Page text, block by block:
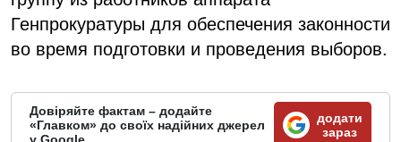
Генпрокуратуры для обеспечения законности
во время подготовки и проведения выборов.
Довіряйте фактам – додайте
«Главком» до своїх надійних джерел
додати
зараз